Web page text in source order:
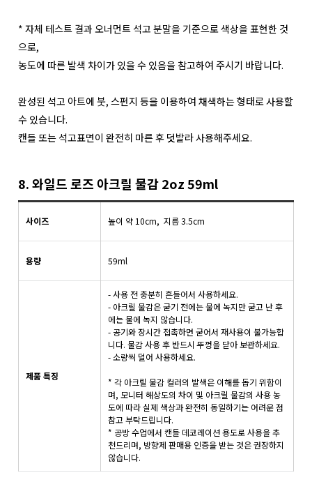
* 자체 테스트 결과 오너먼트 석고 분말을 기준으로 색상을 표현한 것
으로,
농도에 따른 발색 차이가 있을 수 있음을 참고하여 주시기 바랍니다.
완성된 석고 아트에 붓, 스펀지 등을 이용하여 채색하는 형태로 사용할
수 있습니다.
캔들 또는 석고표면이 완전히 마른 후 덧발라 사용해주세요.
8. 와일드 로즈 아크릴 물감 2oz 59ml
사이즈 높이 약 10cm, 지름 3.5cm
용량 59ml
제품 특징
- 사용 전 충분히 흔들어서 사용하세요.
- 아크릴 물감은 굳기 전에는 물에 녹지만 굳고 난 후
에는 물에 녹지 않습니다.
- 공기와 장시간 접촉하면 굳어서 재사용이 불가능합
니다. 물감 사용 후 반드시 뚜껑을 닫아 보관하세요.
- 소량씩 덜어 사용하세요.
* 각 아크릴 물감 컬러의 발색은 이해를 돕기 위함이
며, 모니터 해상도의 차이 및 아크릴 물감의 사용 농
도에 따라 실제 색상과 완전히 동일하기는 어려운 점
참고 부탁드립니다.
* 공방 수업에서 캔들 데코레이션 용도로 사용을 추
천드리며, 방향제 판매용 인증을 받는 것은 권장하지
않습니다.